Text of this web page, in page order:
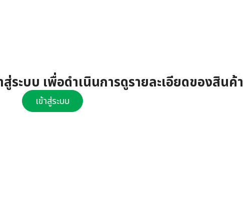
ระบบ เพื่อดำเนินการดูรายละเอียดของสินค้า
เข้าสู่ระบบ